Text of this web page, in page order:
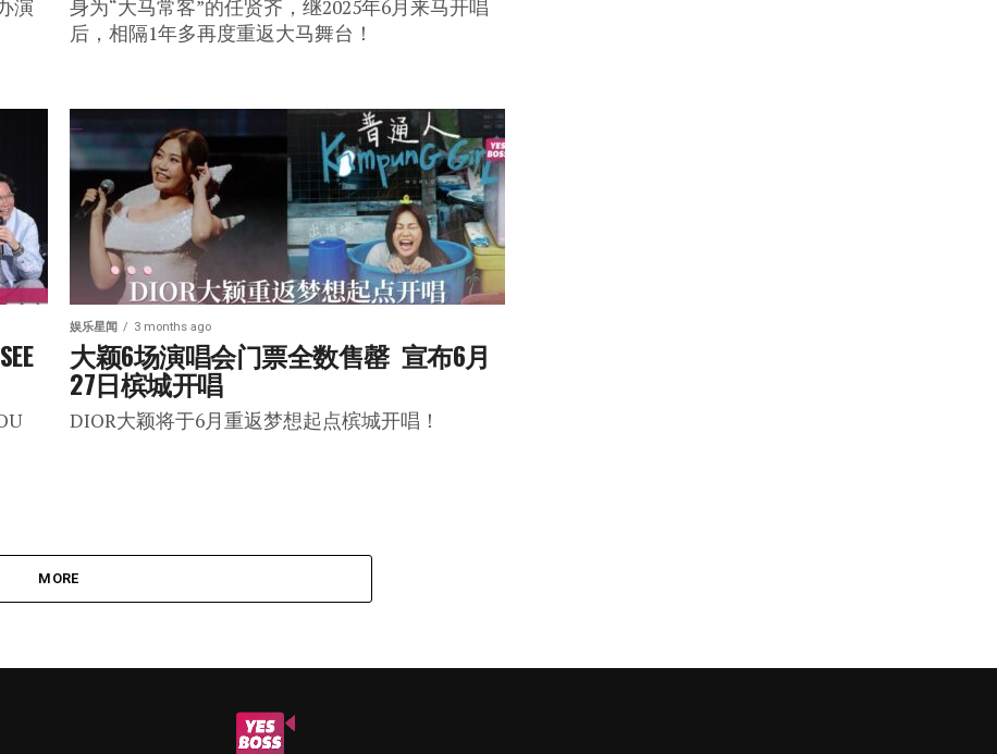
演
身为“大马常客”的任贤齐，继2025年6月来马开唱
后，相隔1年多再度重返大马舞台！
娱乐星闻 3 months ago
大颖6场演唱会门票全数售罄  宣布6月
27日槟城开唱
DIOR大颖将于6月重返梦想起点槟城开唱！
MORE